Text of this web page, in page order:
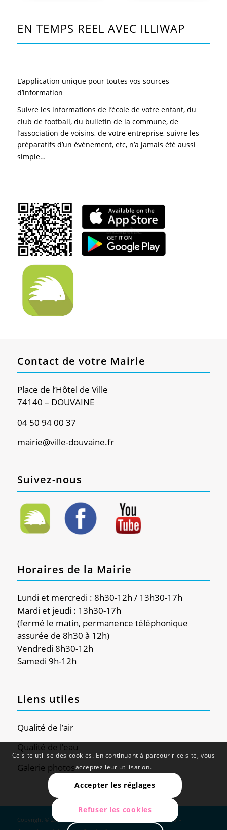
EN TEMPS REEL AVEC ILLIWAP
L’application unique pour toutes vos sources
d’information
Suivre les informations de l’école de votre enfant, du
club de football, du bulletin de la commune, de
l’association de voisins, de votre entreprise, suivre les
préparatifs d’un évènement, etc, n’a jamais été aussi
simple…
Contact de votre Mairie
Place de l’Hôtel de Ville
74140 – DOUVAINE
04 50 94 00 37
mairie@ville-douvaine.fr
Suivez-nous
Horaires de la Mairie
Lundi et mercredi : 8h30-12h / 13h30-17h
Mardi et jeudi : 13h30-17h
(fermé le matin, permanence téléphonique
assurée de 8h30 à 12h)
Vendredi 8h30-12h
Samedi 9h-12h
Liens utiles
Qualité de l’air
Qualité de l’eau
Galerie photos
Copyright © 2024 - Douvaine - Site réalisé par Web Global -
Ce site utilise des cookies. En continuant à parcourir ce site, vous
acceptez leur utilisation.
Accepter les réglages
Refuser les cookies